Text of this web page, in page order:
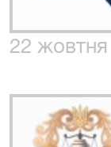
22